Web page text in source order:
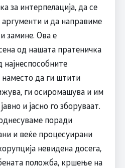
за интерпелација, да се
и да направиме
замине. Ова е
од нашата пратеничка
најнеспособните
да ги штити
ги осиромашува и им
и јасно го зборуваат.
поради
и веќе процесуирани
невидена досега,
положба, кршење на